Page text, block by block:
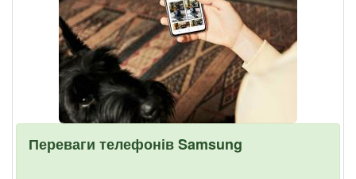
Переваги телефонів Samsung